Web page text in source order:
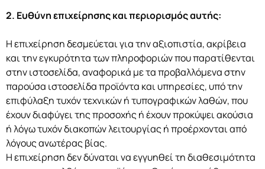
2. Ευθύνη επιχείρησης και περιορισμός αυτής:
Η επιχείρηση δεσμεύεται για την αξιοπιστία, ακρίβεια
και την εγκυρότητα των πληροφοριών που παρατίθενται
στην ιστοσελίδα, αναφορικά με τα προβαλλόμενα στην
παρούσα ιστοσελίδα προϊόντα και υπηρεσίες, υπό την
επιφύλαξη τυχόν τεχνικών ή τυπογραφικών λαθών, που
έχουν διαφύγει της προσοχής ή έχουν προκύψει ακούσια
ή λόγω τυχόν διακοπών λειτουργίας ή προέρχονται από
λόγους ανωτέρας βίας.
Η επιχείρηση δεν δύναται να εγγυηθεί τη διαθεσιμότητα